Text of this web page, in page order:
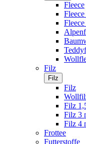
Fleece
Filz
Filz
Filz
Filz
Filz 3
Filz 4
Frottee
Futterstoffe